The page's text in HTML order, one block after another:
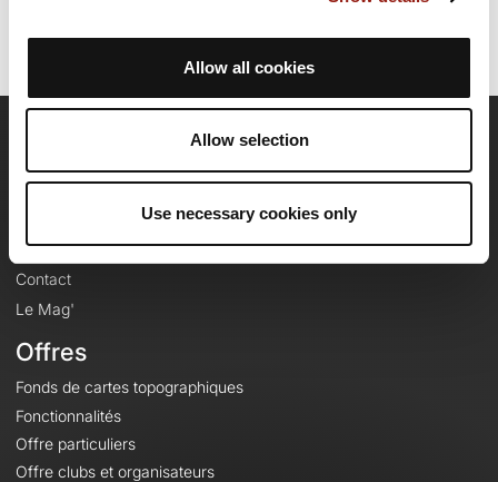
Allow all cookies
Allow selection
Use necessary cookies only
À propos
Contact
Le Mag'
Offres
Fonds de cartes topographiques
Fonctionnalités
Offre particuliers
Offre clubs et organisateurs